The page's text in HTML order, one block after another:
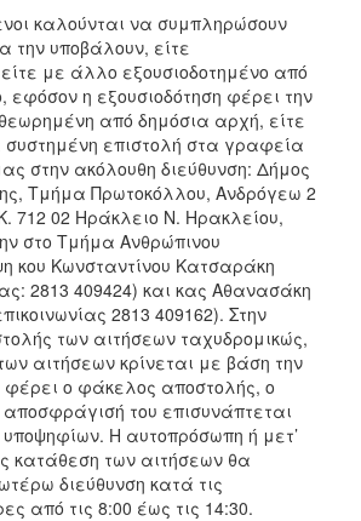
καλούνται να συμπληρώσουν
την υποβάλουν, είτε
με άλλο εξουσιοδοτημένο από
εφόσον η εξουσιοδότηση φέρει την
από δημόσια αρχή, είτε
επιστολή στα γραφεία
στην ακόλουθη διεύθυνση: Δήμος
Τμήμα Πρωτοκόλλου, Ανδρόγεω 2
712 02 Ηράκλειο Ν. Ηρακλείου,
στο Τμήμα Ανθρώπινου
κου Κωνσταντίνου Κατσαράκη
2813 409424) και κας Αθανασάκη
2813 409162). Στην
των αιτήσεων ταχυδρομικώς,
αιτήσεων κρίνεται με βάση την
φέρει ο φάκελος αποστολής, ο
αποσφράγισή του επισυνάπτεται
υποψηφίων. Η αυτοπρόσωπη ή μετ’
κατάθεση των αιτήσεων θα
διεύθυνση κατά τις
από τις 8:00 έως τις 14:30.